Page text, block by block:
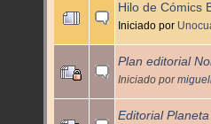
Hilo de Cómics
Iniciado por
Plan editorial
Iniciado por
Editorial